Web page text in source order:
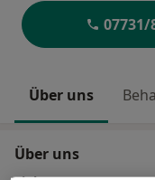
07731/
Über uns
Über uns